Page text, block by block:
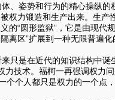
、姿势和行为的精心操纵的
权力锻造和生产出来。生产
“圆形监狱”，它是由现代
离区”扩展到一种无限普遍化
只是在近代的知识结构中诞
技术。福柯一再强调权力
个个人都只是权力的一个点